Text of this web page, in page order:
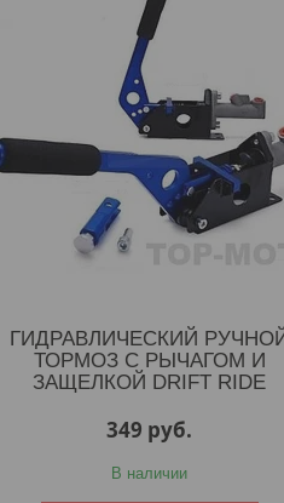
ГИДРАВЛИЧЕСКИЙ
ТОРМОЗ С РЫЧАГОМ И
ЗАЩЕЛКОЙ DRIFT RIDE
349 руб.
В наличии